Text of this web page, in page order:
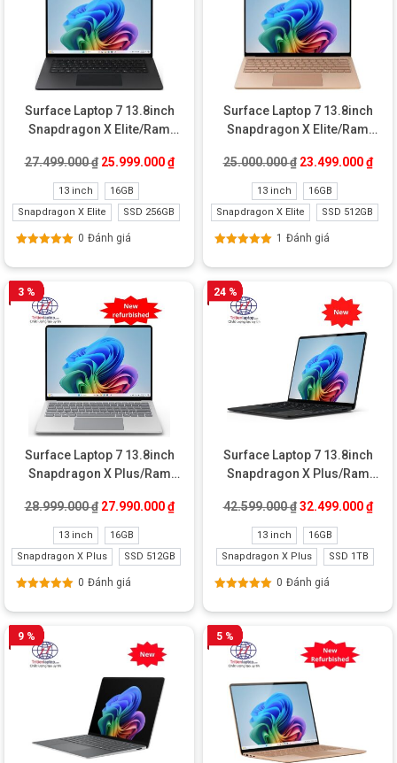
Surface Laptop 7 13.8inch
Snapdragon X Elite/Ram
27.499.000₫ Giá gốc là: 27.499.000 ₫.
25.999.000₫Giá hiện tại là: 25.999.000 ₫.
13 inch
16GB
Snapdragon X Elite
SSD 256GB
0 Đánh giá
Surface Laptop 7 13.8inch
Snapdragon X Elite/Ram
25.000.000₫ Giá gốc là:
23.499.000₫Giá
13 inch
16GB
Snapdragon X Elite
SSD 512GB
1 Đánh giá
3 %
Surface Laptop 7 13.8inch
Snapdragon X Plus/Ram
Refurbished
28.999.000₫ Giá gốc là: 28.999.000 ₫.
27.990.000₫Giá hiện tại là: 27.990.000 ₫.
13 inch
16GB
Snapdragon X Plus
SSD 512GB
0 Đánh giá
24 %
Surface Laptop 7 13.8inch
Snapdragon X Plus/Ram
42.599.000₫ Giá gốc là:
32.499.000₫Giá
13 inch
16GB
Snapdragon X Plus
SSD 1TB
0 Đánh giá
9 % 5 %